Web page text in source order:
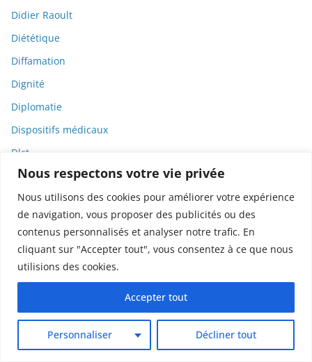
Nous respectons votre vie privée
Nous utilisons des cookies pour améliorer votre expérience
de navigation, vous proposer des publicités ou des
contenus personnalisés et analyser notre trafic. En
cliquant sur "Accepter tout", vous consentez à ce que nous
utilisions des cookies.
Personnaliser Décliner tout
Accepter tout
Didier Raoult
Diététique
Diffamation
Dignité
Diplomatie
Dispositifs médicaux
Dlct
Doctolib
Documentaire
DODGE
Donald Trump
Dons
Droit
Droit de la consommation